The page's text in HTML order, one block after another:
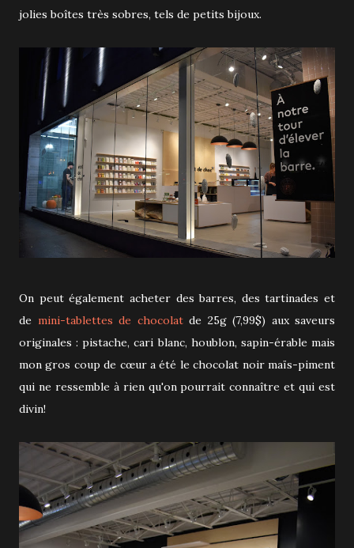
jolies boîtes très sobres, tels de petits bijoux.
On peut également acheter des barres, des tartinades et
de mini-tablettes de chocolatde 25g (7,99$) aux saveurs
originales : pistache, cari blanc, houblon, sapin-érable mais
mon gros coup de cœur a été le chocolat noir maïs-piment
qui ne ressemble à rien qu'on pourrait connaître et qui est
divin!